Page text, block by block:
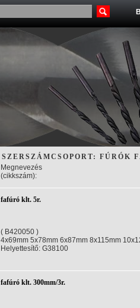
SZERSZÁMCSOPORT: FÚRÓK
Megnevezés
(cikkszám):
fafúró klt. 5r.
( B420050 )
4x69mm 5x78mm 6x87mm 8x115mm
Helyettesítő: G38100
fafúró klt. 300mm/3r.